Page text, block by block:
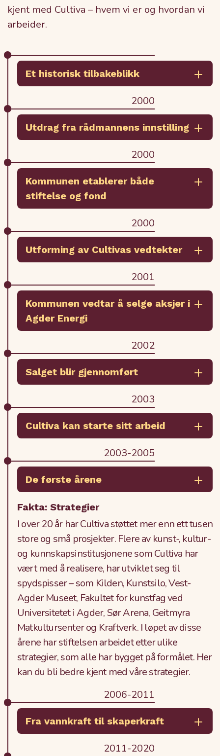
kjent med Cultiva – hvem vi er og hvordan vi
arbeider.
Et historisk tilbakeblikk
2000
Utdrag fra rådmannens innstilling
2000
Kommunen etablerer både
stiftelse og fond
2000
Utforming av Cultivas vedtekter
2001
Kommunen vedtar å selge aksjer i
Agder Energi
2002
Salget blir gjennomført
2003
Cultiva kan starte sitt arbeid
2003-2005
De første årene
Fakta: Strategier
I over 20 år har Cultiva støttet mer enn ett tusen
store og små prosjekter. Flere av kunst-, kultur-
og kunnskapsinstitusjonene som Cultiva har
vært med å realisere, har utviklet seg til
spydspisser – som Kilden, Kunstsilo, Vest-
Agder Museet, Fakultet for kunstfag ved
Universitetet i Agder, Sør Arena, Geitmyra
Matkultursenter og Kraftverk. I løpet av disse
årene har stiftelsen arbeidet etter ulike
strategier, som alle har bygget på formålet. Her
kan du bli bedre kjent med våre strategier.
2006-2011
Fra vannkraft til skaperkraft
2011-2020